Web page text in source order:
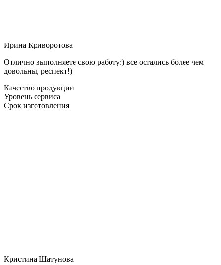
Ирина Криворотова
Отлично выполняете свою работу:) все остались более чем
довольны, респект!)
Качество продукции
Уровень сервиса
Срок изготовления
Кристина Шатунова